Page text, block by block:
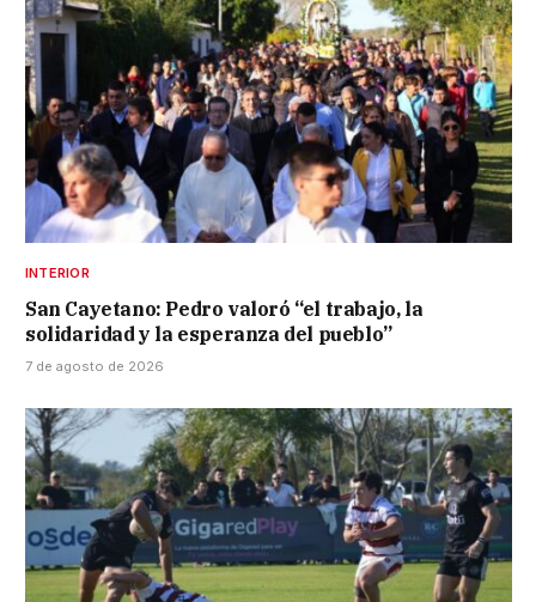
INTERIOR
San Cayetano: Pedro valoró “el trabajo, la
solidaridad y la esperanza del pueblo”
7 de agosto de 2026